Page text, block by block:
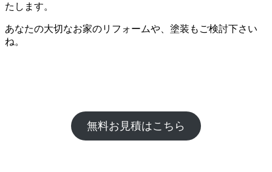
たします。
あなたの大切なお家のリフォームや、塗装もご検討下さい
ね。
無料お見積はこちら